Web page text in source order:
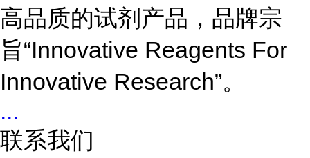
高品质的试剂产品，品牌宗
旨“Innovative Reagents For
Innovative Research”。
...
联系我们